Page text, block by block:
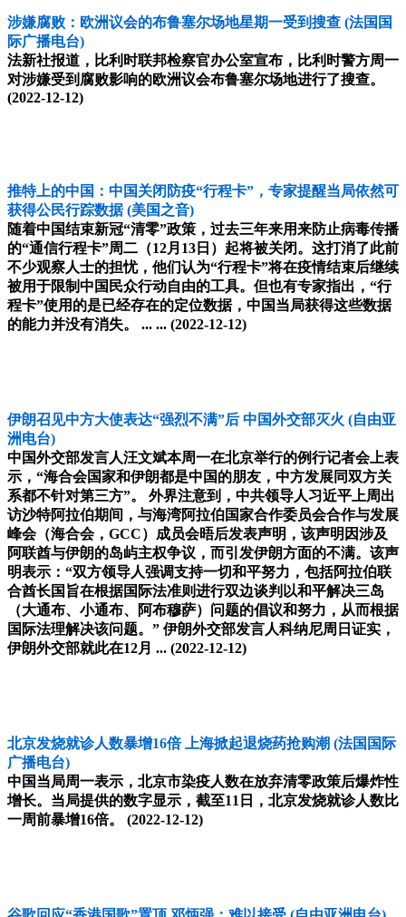
涉嫌腐败：欧洲议会的布鲁塞尔场地星期一受到搜查 (法国国
际广播电台)
法新社报道，比利时联邦检察官办公室宣布，比利时警方周一
对涉嫌受到腐败影响的欧洲议会布鲁塞尔场地进行了搜查。
(2022-12-12)
推特上的中国：中国关闭防疫“行程卡”，专家提醒当局依然可
获得公民行踪数据 (美国之音)
随着中国结束新冠“清零”政策，过去三年来用来防止病毒传播
的“通信行程卡”周二（12月13日）起将被关闭。这打消了此前
不少观察人士的担忧，他们认为“行程卡”将在疫情结束后继续
被用于限制中国民众行动自由的工具。但也有专家指出，“行
程卡”使用的是已经存在的定位数据，中国当局获得这些数据
的能力并没有消失。 ... ... (2022-12-12)
伊朗召见中方大使表达“强烈不满”后 中国外交部灭火 (自由亚
洲电台)
中国外交部发言人汪文斌本周一在北京举行的例行记者会上表
示，“海合会国家和伊朗都是中国的朋友，中方发展同双方关
系都不针对第三方”。 外界注意到，中共领导人习近平上周出
访沙特阿拉伯期间，与海湾阿拉伯国家合作委员会合作与发展
峰会（海合会，GCC）成员会晤后发表声明，该声明因涉及
阿联酋与伊朗的岛屿主权争议，而引发伊朗方面的不满。该声
明表示：“双方领导人强调支持一切和平努力，包括阿拉伯联
合酋长国旨在根据国际法准则进行双边谈判以和平解决三岛
（大通布、小通布、阿布穆萨）问题的倡议和努力，从而根据
国际法理解决该问题。” 伊朗外交部发言人科纳尼周日证实，
伊朗外交部就此在12月 ... (2022-12-12)
北京发烧就诊人数暴增16倍 上海掀起退烧药抢购潮 (法国国际
广播电台)
中国当局周一表示，北京市染疫人数在放弃清零政策后爆炸性
增长。当局提供的数字显示，截至11日，北京发烧就诊人数比
一周前暴增16倍。 (2022-12-12)